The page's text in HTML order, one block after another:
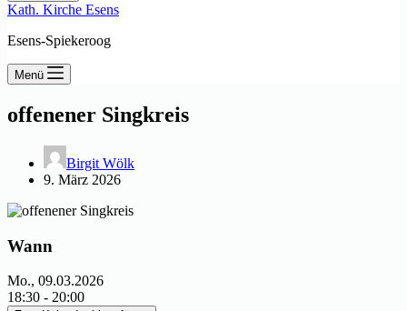
Kath. Kirche Esens
Esens-Spiekeroog
Menü
offenener Singkreis
Birgit Wölk
9. März 2026
Wann
Mo., 09.03.2026
18:30 - 20:00